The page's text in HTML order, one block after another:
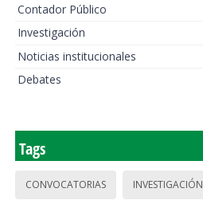
Contador Público
Investigación
Noticias institucionales
Debates
Tags
CONVOCATORIAS INVESTIGACIÓN